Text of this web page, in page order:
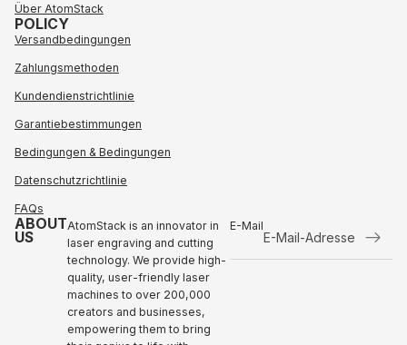
Über AtomStack
POLICY
Versandbedingungen
Zahlungsmethoden
Kundendienstrichtlinie
Garantiebestimmungen
Bedingungen & Bedingungen
Datenschutzrichtlinie
FAQs
ABOUT
US
AtomStack is an innovator in
laser engraving and cutting
technology. We provide high-
quality, user-friendly laser
machines to over 200,000
creators and businesses,
empowering them to bring
E-Mail
Rückerstattungsrichtlinie
Datenschutzrichtlinie
Nutzungsbedingungen
Versand